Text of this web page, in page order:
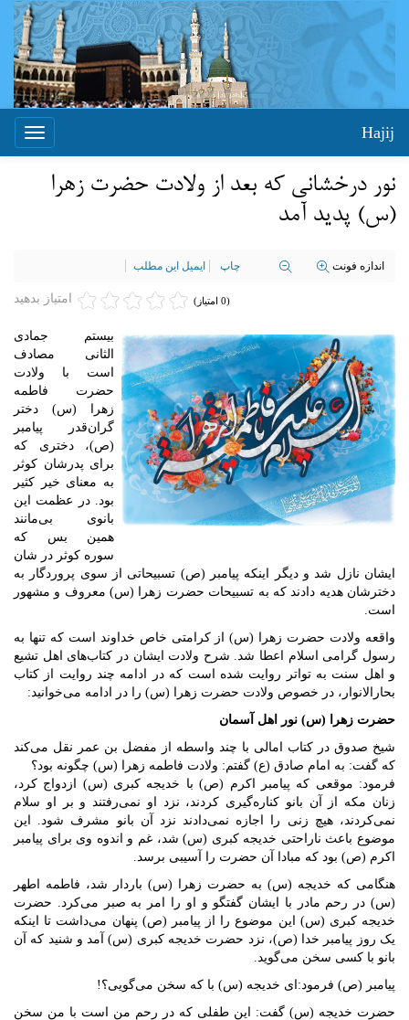
Toggle
Hajij
نور درخشانی که بعد از ولادت حضرت زهرا
(س) پدید آمد
اندازه فونت چاپ ایمیل این مطلب
امتیاز بدهید (0 امتیاز)
بیستم جمادی
الثانی مصادف
است با ولادت
حضرت فاطمه
زهرا (س) دختر
گران‌قدر پیامبر
(ص)، دختری که
برای پدرشان کوثر
به معنای خیر کثیر
بود. در عظمت این
بانوی بی‌مانند
همین بس که
سوره کوثر در شان
ایشان نازل شد و دیگر اینکه پیامبر (ص) تسبیحاتی از سوی پروردگار به
دخترشان هدیه دادند که به تسبیحات حضرت زهرا (س) معروف و مشهور
است.
واقعه ولادت حضرت زهرا (س) از کرامتی خاص خداوند است که تنها به
رسول گرامی اسلام اعطا شد. شرح ولادت ایشان در کتاب‌های اهل تشیع
و اهل سنت به تواتر روایت شده است که در ادامه چند روایت از کتاب
بحارالانوار، در خصوص ولادت حضرت زهرا (س) را در ادامه می‌خوانید:
حضرت زهرا (س) نور اهل آسمان
شیخ صدوق در کتاب امالی با چند واسطه از مفضل بن عمر نقل می‌کند
که گفت: به امام صادق (ع) گفتم: ولادت فاطمه زهرا (س) چگونه بود؟
فرمود: موقعی که پیامبر اکرم (ص) با خدیجه کبری (س) ازدواج کرد،
زنان مکه از آن بانو کناره‌گیری کردند، نزد او نمی‌رفتند و بر او سلام
نمی‌کردند، هیچ زنی را اجازه نمی‌دادند نزد آن بانو مشرف شود. این
موضوع باعث ناراحتی خدیجه کبری (س) شد، غم و اندوه وی برای پیامبر
اکرم (ص) بود که مبادا آن حضرت را آسیبی برسد.
هنگامی که خدیجه (س) به حضرت زهرا (س) باردار شد، فاطمه اطهر
(س) در رحم مادر با ایشان گفتگو و او را امر به صبر می‌کرد. حضرت
خدیجه کبری (س) این موضوع را از پیامبر (ص) پنهان می‌داشت تا اینکه
یک روز پیامبر خدا (ص)، نزد حضرت خدیجه کبری (س) آمد و شنید که آن
بانو با کسی سخن می‌گوید.
پیامبر (ص) فرمود:‌ای خدیجه (س) با که سخن می‌گویی؟!
حضرت خدیجه (س) گفت: این طفلی که در رحم من است با من سخن